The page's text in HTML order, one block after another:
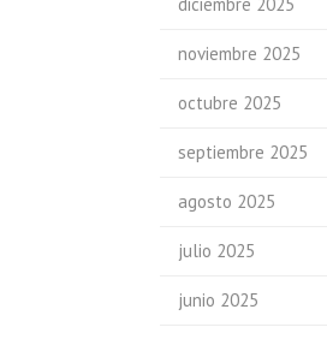
noviembre 2025
octubre 2025
septiembre 2025
agosto 2025
julio 2025
junio 2025